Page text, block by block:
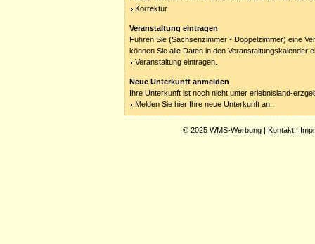
Korrektur
Veranstaltung eintragen
Führen Sie (Sachsenzimmer - Doppelzimmer) eine
können Sie alle Daten in den Veranstaltungskalender
Veranstaltung eintragen.
Neue Unterkunft anmelden
Ihre Unterkunft ist noch nicht unter erlebnisland-
Melden Sie hier Ihre neue Unterkunft an.
© 2025 WMS-Werbung | Kontakt |